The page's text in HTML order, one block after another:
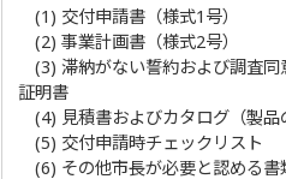
(1) 交付申請書（様式1号）
(2) 事業計画書（様式2号）
(3) 滞納がない誓約および調査同
証明書
(4) 見積書およびカタログ（製品
(5) 交付申請時チェックリスト
(6) その他市長が必要と認める書